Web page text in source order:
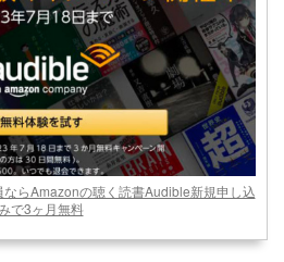
ならAmazonの聴く読書Audible新規申し込
で3ヶ月無料